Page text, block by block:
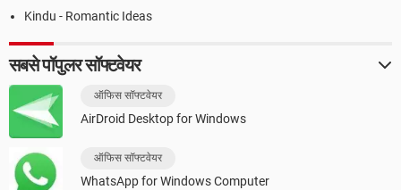
Kindu - Romantic Ideas
सबसे पॉपुलर सॉफ्टवेयर
ऑफिस सॉफ्टवेयर
AirDroid Desktop for Windows
ऑफिस सॉफ्टवेयर
WhatsApp for Windows Computer